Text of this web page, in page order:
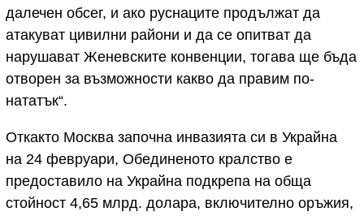
далечен обсег, и ако руснаците продължат да
атакуват цивилни райони и да се опитват да
нарушават Женевските конвенции, тогава ще бъда
отворен за възможности какво да правим по-
нататък“.
Откакто Москва започна инвазията си в Украйна
на 24 февруари, Обединеното кралство е
предоставило на Украйна подкрепа на обща
стойност 4,65 млрд. долара, включително оръжия,